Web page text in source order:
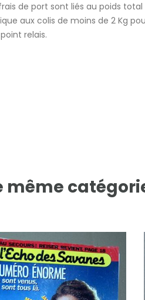
de port sont liés au poids
aux colis de moins de 2 Kg
relais.
même